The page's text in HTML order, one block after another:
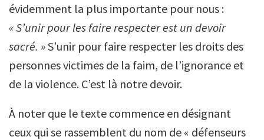
évidemment la plus importante pour nous :
« S’unir pour les faire respecter est un devoir
sacré. »S’unir pour faire respecter les droits des
personnes victimes de la faim, de l’ignorance et
de la violence. C’est là notre devoir.
À noter que le texte commence en désignant
ceux qui se rassemblent du nom de « défenseurs